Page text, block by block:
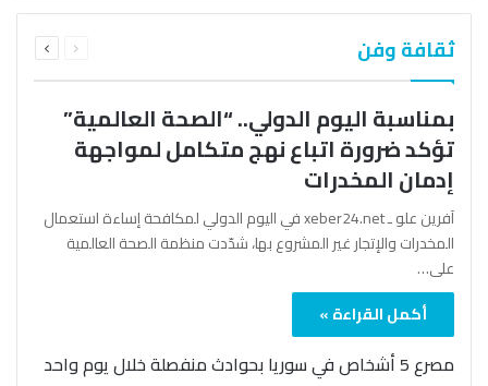
ثقافة وفن الصفحةالصفحة
بمناسبة اليوم الدولي.. “الصحة العالمية”
تؤكد ضرورة اتباع نهج متكامل لمواجهة
إدمان المخدرات
آفرين علو ـ xeber24.net في اليوم الدولي لمكافحة إساءة استعمال
المخدرات والإتجار غير المشروع بها، شدّدت منظمة الصحة العالمية
على…
أكمل القراءة »
مصرع 5 أشخاص في سوريا بحوادث منفصلة خلال يوم واحد